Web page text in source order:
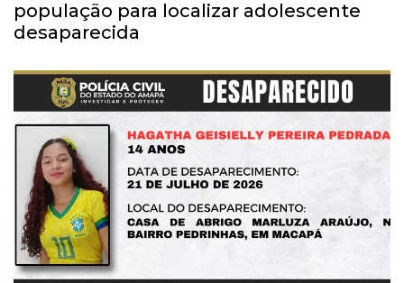
população para localizar adolescente
desaparecida